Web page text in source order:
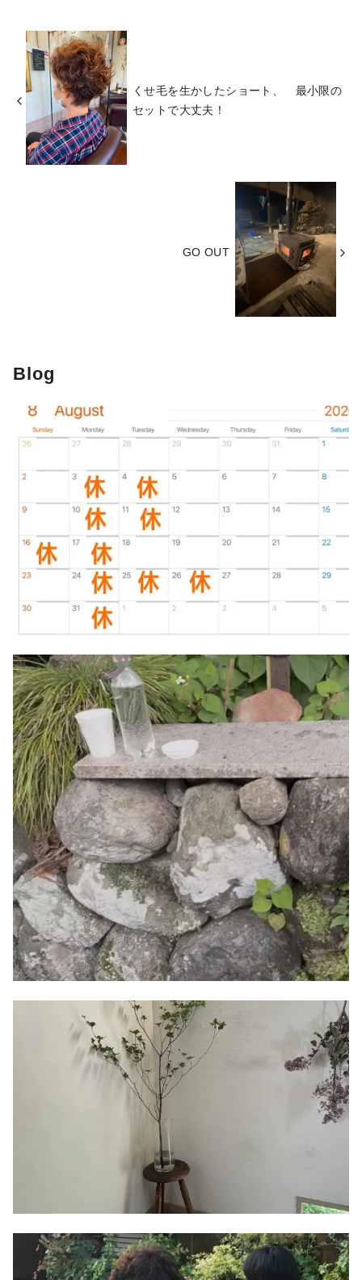
くせ毛を生かしたショート、 最小限の
セットで大丈夫！
GO OUT
Blog